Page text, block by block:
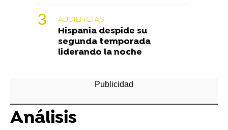
AUDIENCIAS
Hispania despide su
segunda temporada
liderando la noche
Análisis